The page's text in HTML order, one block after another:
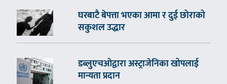
घरबाटै बेपत्ता भएका आमा र दुई छोराको
सकुशल उद्धार
डब्लुएचओद्वारा अस्ट्राजेनिका खोपलाई
मान्यता प्रदान